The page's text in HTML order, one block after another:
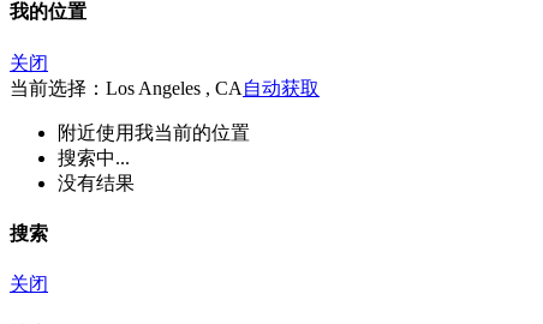
我的位置
关闭
当前选择：Los Angeles , CA 自动获取
附近使用我当前的位置
搜索中...
没有结果
搜索
关闭